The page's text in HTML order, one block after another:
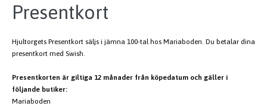
Presentkort
Hjultorgets Presentkort säljs i jämna 100-tal hos Mariaboden. Du betalar dina
presentkort med Swish.
Presentkorten är giltiga 12 månader från köpedatum och gäller i
följande butiker:
Mariaboden